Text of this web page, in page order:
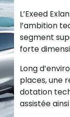
L’Exeed
l’ambition
segment
forte
Long
places, une
dotation
assistée ainsi